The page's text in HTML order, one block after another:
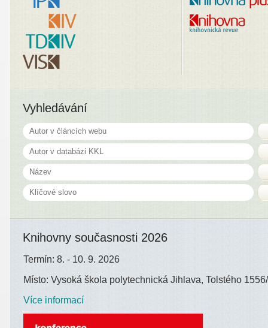
Vyhledávání
Knihovny současnosti 2026
Termín: 8. - 10. 9. 2026
Místo: Vysoká škola polytechnická Jihlava, Tolstého
Více informací